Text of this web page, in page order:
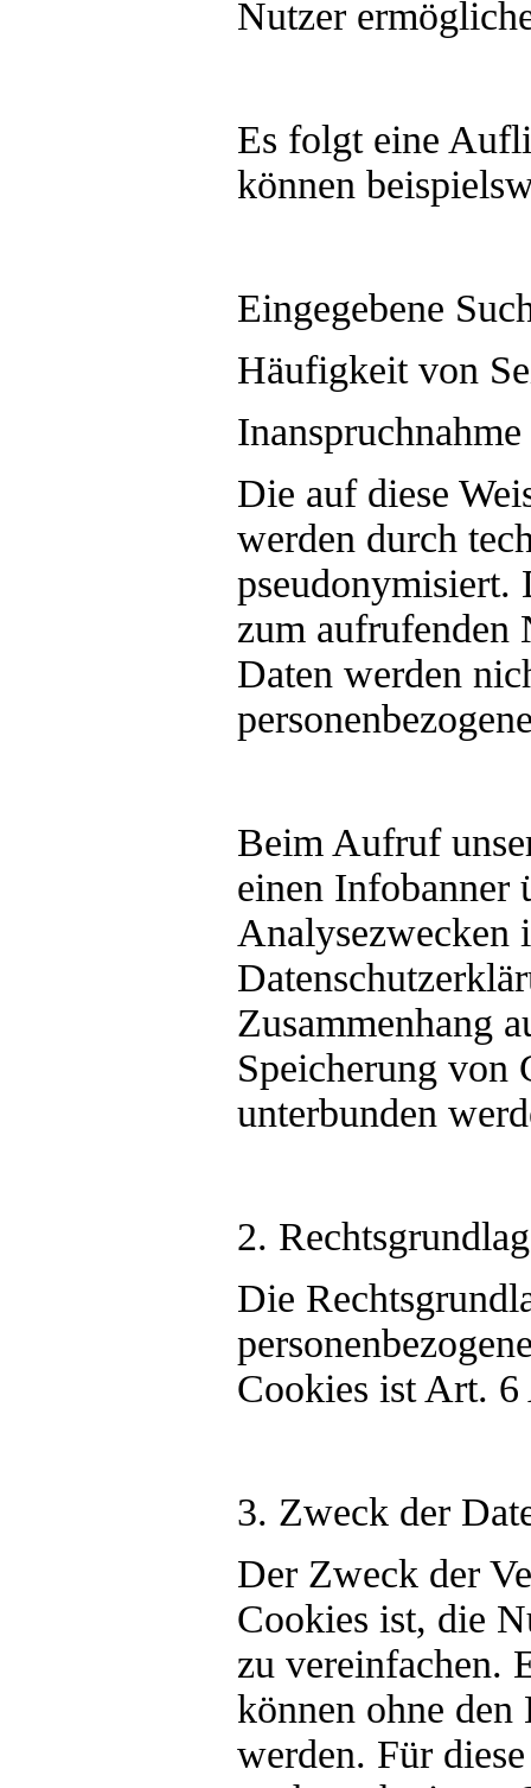
Nutzer
Es folgt eine
können
Eingegebene
Häufigkeit von
Die auf diese
werden durch
pseudonymisiert.
zum aufrufenden
Daten werden
Beim Aufruf
einen Infobanner
Analysezwecken
Zusammenhang
Speicherung von
unterbunden
2.
Die
Cookies ist Art.
3. Zweck der
Der Zweck der
Cookies ist, die
zu vereinfachen.
können ohne den
werden. Für